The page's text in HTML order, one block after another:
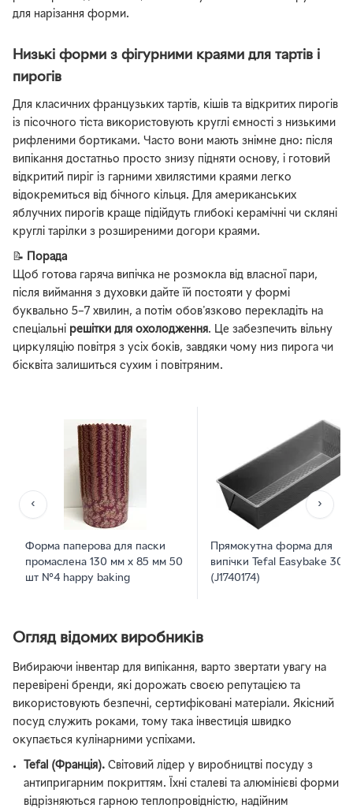
для нарізання форми.
Низькі форми з фігурними краями для тартів і
пирогів
Для класичних французьких тартів, кішів та відкритих пирогів
із пісочного тіста використовують круглі ємності з низькими
рифленими бортиками. Часто вони мають знімне дно: після
випікання достатньо просто знизу підняти основу, і готовий
відкритий пиріг із гарними хвилястими краями легко
відокремиться від бічного кільця. Для американських
яблучних пирогів краще підійдуть глибокі керамічні чи скляні
круглі тарілки з розширеними догори краями.
📝
Порада
Щоб готова гаряча випічка не розмокла від власної пари,
після виймання з духовки дайте їй постояти у формі
буквально 5–7 хвилин, а потім обов'язково перекладіть на
спеціальні
решітки для охолодження . Це забезпечить вільну
циркуляцію повітря з усіх боків, завдяки чому низ пирога чи
бісквіта залишиться сухим і повітряним.
‹
Форма паперова для паски
промаслена 130 мм х 85 мм 50
шт №4 happy baking
Прямокутна форма для
випічки Tefal Easybake 30
(J1740174)
›
Огляд відомих виробників
Вибираючи інвентар для випікання, варто звертати увагу на
перевірені бренди, які дорожать своєю репутацією та
використовують безпечні, сертифіковані матеріали. Якісний
посуд служить роками, тому така інвестиція швидко
окупається кулінарними успіхами.
Tefal (Франція). Світовий лідер у виробництві посуду з
антипригарним покриттям. Їхні сталеві та алюмінієві форми
відрізняються гарною теплопровідністю, надійним